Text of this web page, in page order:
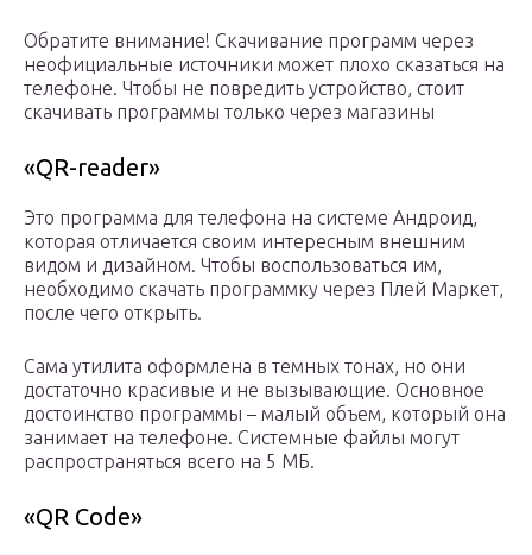
Обратите внимание! Скачивание программ через
неофициальные источники может плохо сказаться на
телефоне. Чтобы не повредить устройство, стоит
скачивать программы только через магазины
«QR-reader»
Это программа для телефона на системе Андроид,
которая отличается своим интересным внешним
видом и дизайном. Чтобы воспользоваться им,
необходимо скачать программку через Плей Маркет,
после чего открыть.
Сама утилита оформлена в темных тонах, но они
достаточно красивые и не вызывающие. Основное
достоинство программы – малый объем, который она
занимает на телефоне. Системные файлы могут
распространяться всего на 5 МБ.
«QR Code»